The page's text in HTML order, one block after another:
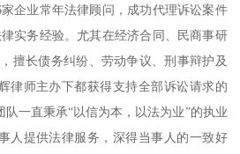
企业常年法律顾问，成功代理诉讼案件
实务经验。尤其在经济合同、民商事研
擅长债务纠纷、劳动争议、刑事辩护及
律师主办下都获得支持全部诉讼请求的
一直秉承“以信为本，以法为业”的执业
人提供法律服务，深得当事人的一致好